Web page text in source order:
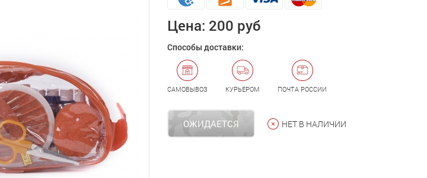
Цена: 200 руб
Способы доставки:
САМОВЫВОЗ КУРЬЕРОМ ПОЧТА РОССИИ
ОЖИДАЕТСЯ НЕТ В НАЛИЧИИ